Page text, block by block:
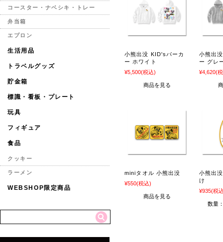
小熊出没 KID'sパーカ
ー ホワイト
¥5,500(税込)
商品を見る
小熊出
ー グレ
¥4,620(
miniタオル 小熊出没
¥550(税込)
商品を見る
小熊出
け
¥935(税
数量
コースター・ナベシキ・トレー
弁当箱
エプロン
生活用品
トラベルグッズ
貯金箱
標識・看板・プレート
玩具
フィギュア
食品
クッキー
ラーメン
WEBSHOP限定商品